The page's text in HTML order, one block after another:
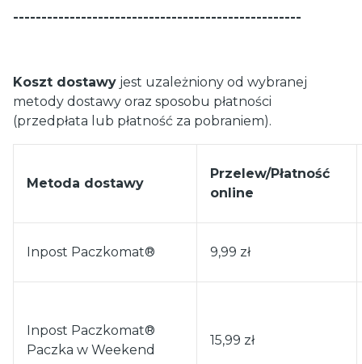
---------------------------------------------------
Koszt dostawy jest uzależniony od wybranej
metody dostawy oraz sposobu płatności
(przedpłata lub płatność za pobraniem).
Metoda dostawy
Przelew/Płatność
online
Inpost Paczkomat® 9,99 zł
Inpost Paczkomat®
Paczka w Weekend
15,99 zł